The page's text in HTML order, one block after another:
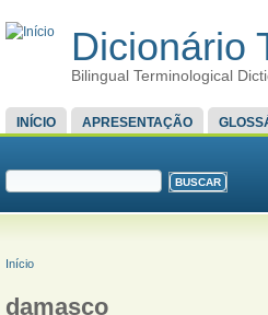
Dicionário
Bilingual Terminological
MENU PRINCIPAL
INÍCIO APRESENTAÇÃO
FORMULÁRIO DE BUSCA
VOCÊ ESTÁ AQUI
Início
damasco